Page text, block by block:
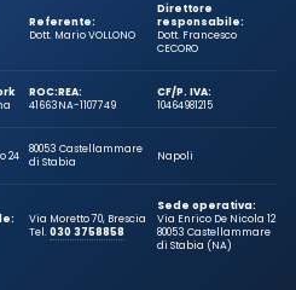
Referente:
Dott. Mario VOLLONO
Direttore
responsabile:
Dott. Francesco
CECORO
ROC:
41663
REA:
NA-1107749
CF/P. IVA:
10464981215
24
80053 Castellammare
di Stabia
Napoli
Via Moretto 70, Brescia
Tel.030 3758858
Sede operativa:
Via Enrico De Nicola 12
80053 Castellammare
di Stabia (NA)